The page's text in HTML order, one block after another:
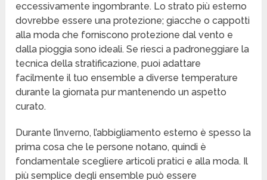
eccessivamente ingombrante. Lo strato più esterno
dovrebbe essere una protezione; giacche o cappotti
alla moda che forniscono protezione dal vento e
dalla pioggia sono ideali. Se riesci a padroneggiare la
tecnica della stratificazione, puoi adattare
facilmente il tuo ensemble a diverse temperature
durante la giornata pur mantenendo un aspetto
curato.
Durante l’inverno, l’abbigliamento esterno è spesso la
prima cosa che le persone notano, quindi è
fondamentale scegliere articoli pratici e alla moda. Il
più semplice degli ensemble può essere